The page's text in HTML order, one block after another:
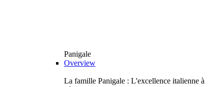
Panigale
Overview
La famille Panigale : L'excellence italienne à